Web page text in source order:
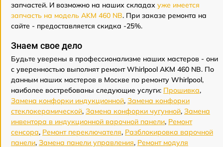
запчастей. И возможно на наших складах уже имеется
запчасть на модель AKM 460 NB. При заказе ремонта на
сайте - предоставляется скидка -25%.
Знаем свое дело
Будьте уверены в профессионализме наших мастеров - они
с уверенностью выполнят ремонт Whirlpool AKM 460 NB. По
данным наших мастеров в Москве по ремонту Whirlpool,
наиболее востребованы следующие услуги: Прошивка,
Замена конфорки индукционной, Замена конфорки
стеклокерамической, Замена конфорки чугунной, Замена
инвентора в индукционной варочной панели, Ремонт
сенсора, Ремонт переключателя, Разблокировка варочной
панели, Замена панели управления, Ремонт модуля